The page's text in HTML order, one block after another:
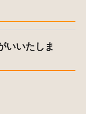
いいたしま